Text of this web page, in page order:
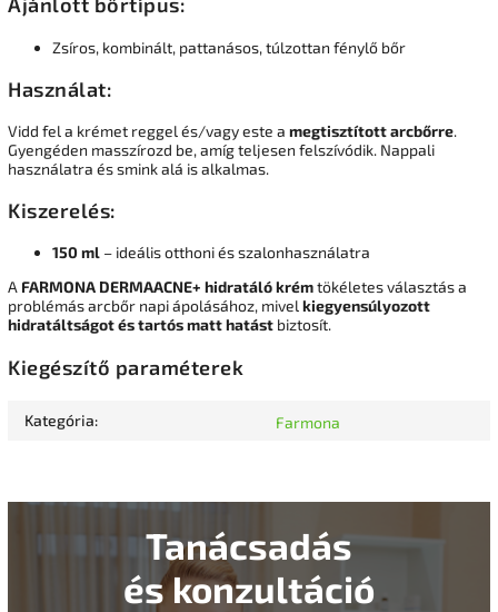
Ajánlott bőrtípus:
Zsíros, kombinált, pattanásos, túlzottan fénylő bőr
Használat:
Vidd fel a krémet reggel és/vagy este a megtisztított arcbőrre.
Gyengéden masszírozd be, amíg teljesen felszívódik. Nappali
használatra és smink alá is alkalmas.
Kiszerelés:
150 ml – ideális otthoni és szalonhasználatra
A FARMONA DERMAACNE+ hidratáló krémtökéletes választás a
problémás arcbőr napi ápolásához, mivel kiegyensúlyozott
hidratáltságot és tartós matt hatást biztosít.
Kiegészítő paraméterek
Kategória: Farmona
Tanácsadás
és konzultáció